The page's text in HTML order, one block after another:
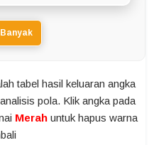
tabel hasil keluaran angka
pola. Klik angka pada
Merahuntuk hapus warna